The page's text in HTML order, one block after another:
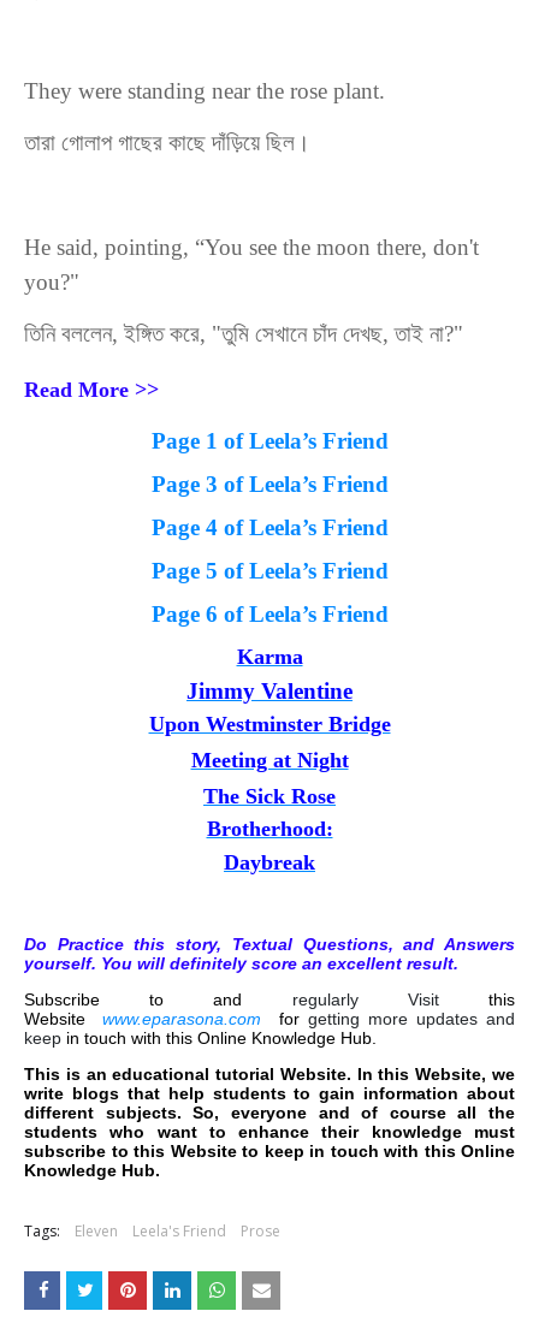
They were standing near the rose plant.
তারা গোলাপ গাছের কাছে দাঁড়িয়ে ছিল।
He said, pointing, “You see the moon there, don't
you?"
তিনি বললেন, ইঙ্গিত করে, "তুমি সেখানে চাঁদ দেখছ,তাই না?"
Read More >>
Page 1 of Leela’s Friend
Page 3 of Leela’s Friend
Page 4 of Leela’s Friend
Page 5 of Leela’s Friend
Page 6 of Leela’s Friend
Karma
Jimmy Valentine
Upon Westminster Bridge
Meeting at Night
The Sick Rose
Brotherhood:
Daybreak
Do Practice this story, Textual Questions, and Answers
yourself. You will definitely score an excellent result.
Subscribe to and regularly Visitthis
Website
www.eparasona.com forgetting more updates and
keep in touch with this Online Knowledge Hub.
This is an educational tutorial Website. In this Website, we
write blogs that help students to gain information about
different subjects. So, everyone and of course all the
students who want to enhance their knowledge must
subscribe to this Website to keep in touch with this Online
Knowledge Hub.
Tags: Eleven Leela's Friend Prose